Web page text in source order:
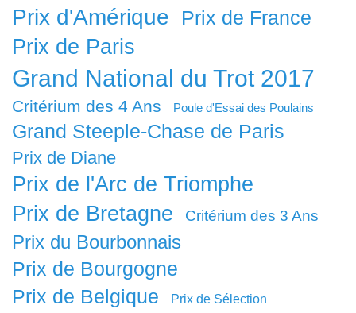
Prix d'Amérique Prix de France
Prix de Paris
Grand National du Trot 2017
Critérium des 4 Ans Poule d'Essai des Poulains
Grand Steeple-Chase de Paris
Prix de Diane
Prix de l'Arc de Triomphe
Prix de Bretagne
Critérium des 3 Ans
Prix du Bourbonnais
Prix de Bourgogne
Prix de Belgique
Prix de Sélection